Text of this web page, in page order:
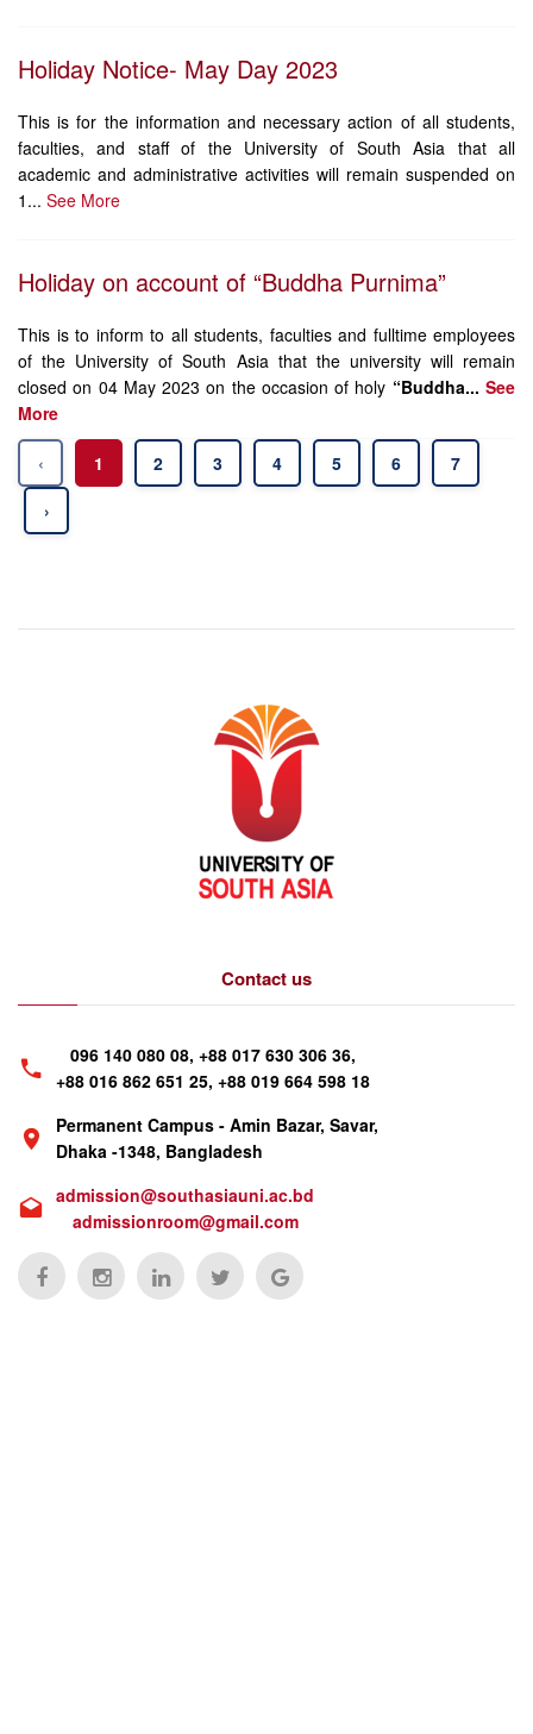
Holiday Notice- May Day 2023
This is for the information and necessary action of all students,
faculties, and staff of the University of South Asia that all
academic and administrative activities will remain suspended on
1... See More
Holiday on account of “Buddha Purnima”
This is to inform to all students, faculties and fulltime employees
of the University of South Asia that the university will remain
closed on 04 May 2023 on the occasion of holy “Buddha...See
More
‹ 1 2 3 4 5 6
7
›
Contact us
096 140 080 08, +88 017 630 306 36,
+88 016 862 651 25, +88 019 664 598 18
Permanent Campus - Amin Bazar, Savar,
Dhaka -1348, Bangladesh
admission@southasiauni.ac.bd
admissionroom@gmail.com